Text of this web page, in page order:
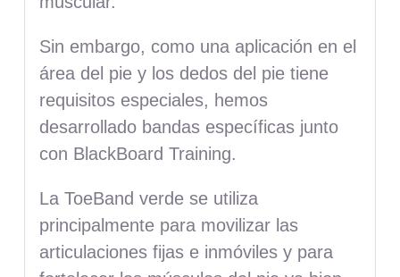
Sin embargo, como una aplicación en el
área del pie y los dedos del pie tiene
requisitos especiales, hemos
desarrollado bandas específicas junto
con BlackBoard Training.
La ToeBand verde se utiliza
principalmente para movilizar las
articulaciones fijas e inmóviles y para